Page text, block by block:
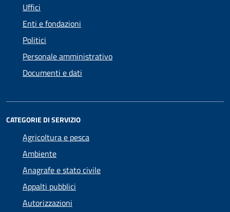
Uffici
Enti e fondazioni
Politici
Personale amministrativo
Documenti e dati
CATEGORIE DI SERVIZIO
Agricoltura e pesca
Ambiente
Anagrafe e stato civile
Appalti pubblici
Autorizzazioni